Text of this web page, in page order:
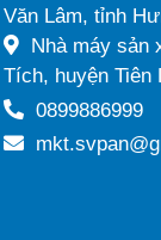
Văn Lâm, tỉnh
Nhà máy sản
Tích, huyện Tiên
0899886999